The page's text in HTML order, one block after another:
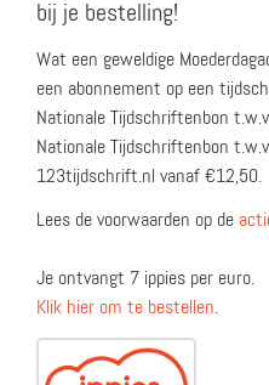
bij je bestelling!
Wat een geweldige
een abonnement op een
Nationale Tijdschriftenbon
Nationale Tijdschriftenbon
123tijdschrift.nl vanaf €12,50.
Lees de voorwaarden op de
Je ontvangt 7 ippies per euro.
Klik hier om te bestellen.